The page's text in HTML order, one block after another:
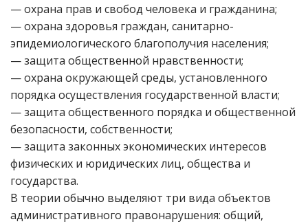
— охрана прав и свобод человека и гражданина;
— охрана здоровья граждан, санитарно-
эпидемиологического благополучия населения;
— защита общественной нравственности;
— охрана окружающей среды, установленного
порядка осуществления государственной власти;
— защита общественного порядка и общественной
безопасности, собственности;
— защита законных экономических интересов
физических и юридических лиц, общества и
государства.
В теории обычно выделяют три вида объектов
административного правонарушения: общий,